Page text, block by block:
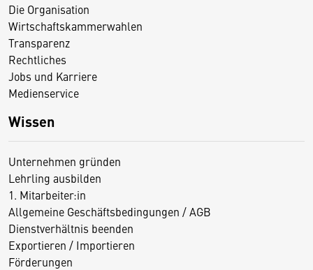
Die Organisation
Wirtschaftskammerwahlen
Transparenz
Rechtliches
Jobs und Karriere
Medienservice
Wissen
Unternehmen gründen
Lehrling ausbilden
1. Mitarbeiter:in
Allgemeine Geschäftsbedingungen / AGB
Dienstverhältnis beenden
Exportieren / Importieren
Förderungen